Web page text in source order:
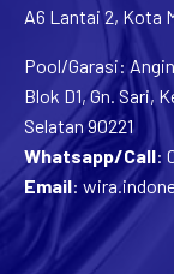
A6 Lantai 2, Kota
Pool/Garasi:
Blok D1, Gn. Sari,
Selatan 90221
Whatsapp/Call:
Email: